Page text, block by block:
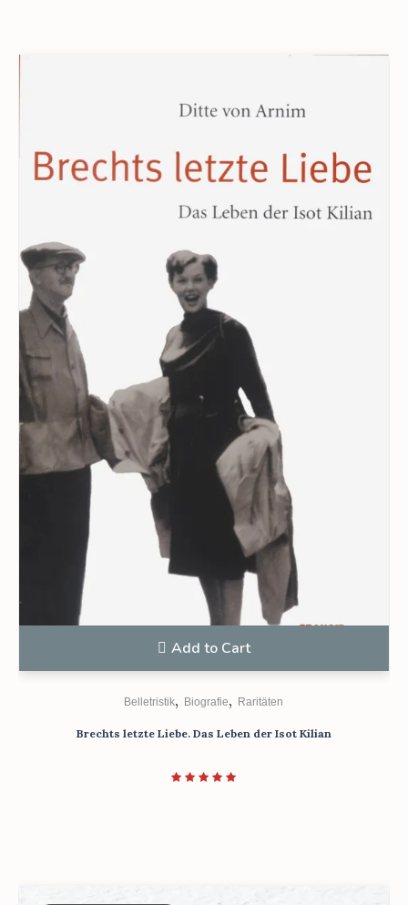
Add to Cart
Belletristik, Biografie, Raritäten
Brechts letzte Liebe. Das Leben der Isot Kilian